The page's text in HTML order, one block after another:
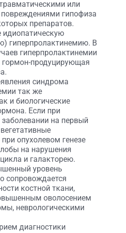
или
гипофиза
препаратов.
гиперпролактинемию. В
гиперпролактинемии
гормон-продуцирующая
синдрома
так же
и биологические
Если при
на первый
при опухолевом генезе
на нарушения
и галакторею.
уровень
сопровождается
костной ткани,
оволосением
неврологическими
диагностики